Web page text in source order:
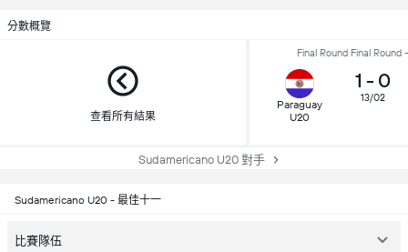
分數概覽
查看所有結果
Final Round Final Round
Paraguay
U20
1 - 0
13/02
Sudamericano U20 對手
Sudamericano U20 - 最佳十一
比賽隊伍